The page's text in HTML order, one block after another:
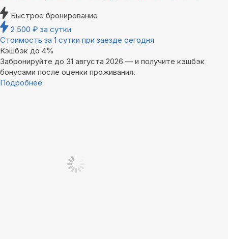
Быстрое бронирование
2 500 ₽ за сутки
Стоимость за 1 сутки при заезде сегодня
Кэшбэк до 4%
Забронируйте до 31 августа 2026 — и получите кэшбэк
бонусами после оценки проживания.
Подробнее